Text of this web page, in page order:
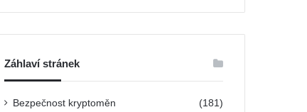
l
Záhlaví stránek
Bezpečnost kryptoměn (181)